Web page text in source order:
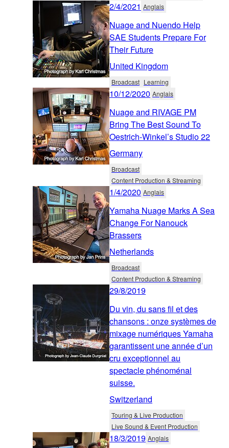
2/4/2021 Anglais
Nuage and Nuendo Help
SAE Students Prepare For
Their Future
United Kingdom
Broadcast Learning
10/12/2020 Anglais
Nuage and RIVAGE PM
Bring The Best Sound To
Oestrich-Winkel’s Studio 22
Germany
Broadcast
Content Production & Streaming
1/4/2020 Anglais
Yamaha Nuage Marks A Sea
Change For Nanouck
Brassers
Netherlands
Broadcast
Content Production & Streaming
29/8/2019
Du vin, du sans fil et des
chansons : onze systèmes de
mixage numériques Yamaha
garantissent une année d’un
cru exceptionnel au
spectacle phénoménal
suisse.
Switzerland
Touring & Live Production
Live Sound & Event Production
18/3/2019 Anglais